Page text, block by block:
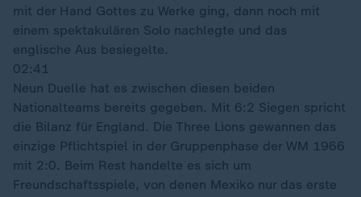
mit der Hand Gottes zu Werke ging, dann noch mit
einem spektakulären Solo nachlegte und das
englische Aus besiegelte.
02:41
Neun Duelle hat es zwischen diesen beiden
Nationalteams bereits gegeben. Mit 6:2 Siegen spricht
die Bilanz für England. Die Three Lions gewannen das
einzige Pflichtspiel in der Gruppenphase der WM 1966
mit 2:0. Beim Rest handelte es sich um
Freundschaftsspiele, von denen Mexiko nur das erste